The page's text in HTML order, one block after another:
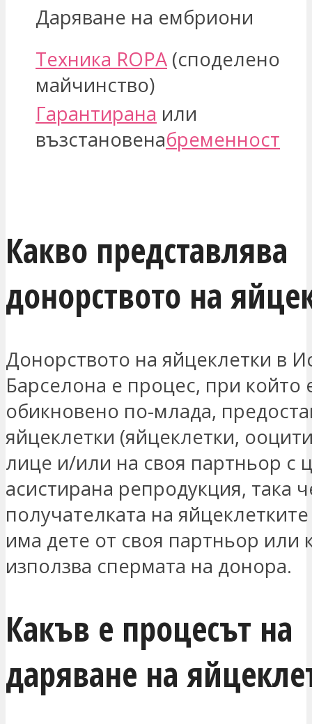
Даряване на ембриони
Техника ROPA (споделено
майчинство)
Гарантирана или
възстановенабременност
Какво представлява
донорството на
Донорството на яйцеклетки в
Барселона е процес, при който
обикновено по-млада,
яйцеклетки (яйцеклетки,
лице и/или на своя партньор с
асистирана репродукция, така
получателката на
има дете от своя партньор или
използва спермата на донора.
Какъв е процесът на
даряване на